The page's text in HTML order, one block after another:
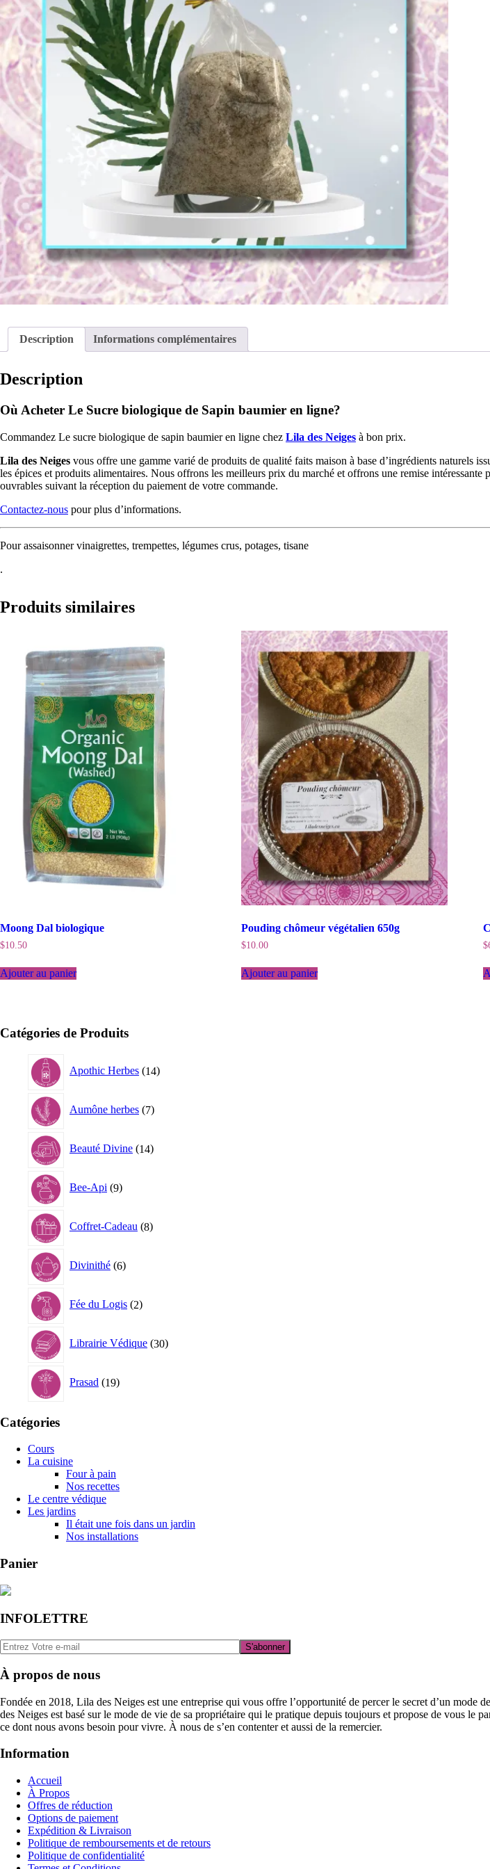
Description Informations complémentaires
Description
Où Acheter Le Sucre biologique de Sapin baumier en ligne?
Commandez Le sucre biologique de sapin baumier en ligne chez Lila des Neiges à bon prix.
Lila des Neiges vous offre une gamme varié de produits de qualité faits maison à base d’ingrédients naturels
les épices et produits alimentaires. Nous offrons les meilleurs prix du marché et offrons une remise intéressante
ouvrables suivant la réception du paiement de votre commande.
Contactez-nous pour plus d’informations.
Pour assaisonner vinaigrettes, trempettes, légumes crus, potages, tisane
.
Produits similaires
Moong Dal biologique
$10.50
Ajouter au panier
Pouding chômeur végétalien 650g
$10.00
Ajouter au panier
$
Catégories de Produits
Apothic Herbes 14produits
Aumône herbes 7produits
Beauté Divine 14produits
Bee-Api 9produits
Coffret-Cadeau 8produits
Divinithé 6produits
Fée du Logis 2produits
Librairie Védique 30produits
Prasad 19produits
Catégories
Cours
La cuisine
Four à pain
Nos recettes
Le centre védique
Les jardins
Il était une fois dans un jardin
Nos installations
Panier
INFOLETTRE
À propos de nous
Fondée en 2018, Lila des Neiges est une entreprise qui vous offre l’opportunité de percer le secret d’un
des Neiges est basé sur le mode de vie de sa propriétaire qui le pratique depuis toujours et propose de vous
ce dont nous avons besoin pour vivre. À nous de s’en contenter et aussi de la remercier.
Information
Accueil
À Propos
Offres de réduction
Options de paiement
Expédition & Livraison
Politique de remboursements et de retours
Politique de confidentialité